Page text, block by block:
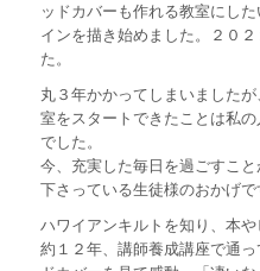
ッドカバーも作れる教室にし
インを描き始めました。２０
た。
丸３年かかってしまいました
室をスタートできたことは私
でした。
今、充実した毎日を過ごすこ
下さっている生徒様のおかげで
ハワイアンキルトを知り、本
約１２年、講師養成講座で通